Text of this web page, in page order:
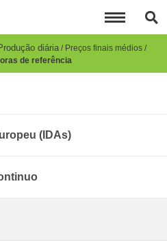
diária Preços finais médios
de referência
(IDAs)